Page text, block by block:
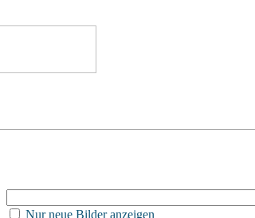
Nur neue Bilder anzeigen